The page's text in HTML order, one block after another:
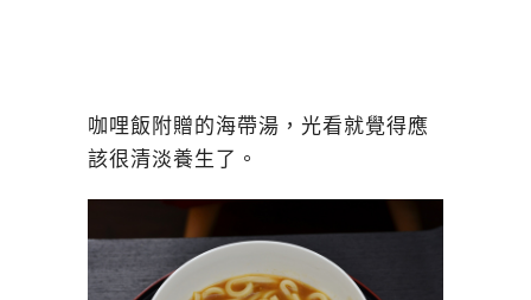
咖哩飯附贈的海帶湯，光看就覺得應
該很清淡養生了。